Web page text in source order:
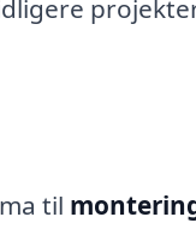
til